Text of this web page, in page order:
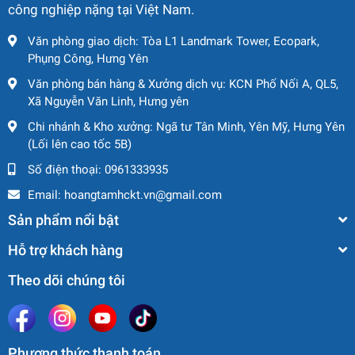
Cabin thoáng, bảng điều khiển trực quan, hệ thống phanh
việc trong thời gian dài, tăng hiệu suất và sự an toàn.
2.2 Ứng dụng thực tế của xe
nâng dầu Mitsubishi FD250.
Với công suất mạnh mẽ và độ bền vượt trội, Mitsubishi
FD250 được sử dụng phổ biến trong:
Cảng biển, kho container: Bốc dỡ thiết bị hạng nặng,
container, vật liệu công nghiệp.
Công trình xây dựng lớn: Nâng hạ dầm thép, cọc bê
tông, thiết bị cơ khí nặng.
Nhà máy luyện kim, cơ khí, gang thép: Di chuyển phôi
thép, khuôn đúc, máy móc công nghiệp.
Kho bãi vật liệu xây dựng nặng: Pallet gạch, xi măng,
vật liệu khối lớn.
công nghiệp nặng tại Việt Nam.
Văn phòng giao dịch: Tòa L1 Landmark Tower, Ecopark,
Phụng Công, Hưng Yên
Văn phòng bán hàng & Xưởng dịch vụ: KCN Phố Nối A, QL5,
Xã Nguyễn Văn Linh, Hưng yên
Chi nhánh & Kho xưởng: Ngã tư Tân Minh, Yên Mỹ, Hưng Yên
(Lối lên cao tốc 5B)
Số điện thoại: 0961333935
Email: hoangtamhckt.vn@gmail.com
Sản phẩm nổi bật
Hỗ trợ khách hàng
Theo dõi chúng tôi